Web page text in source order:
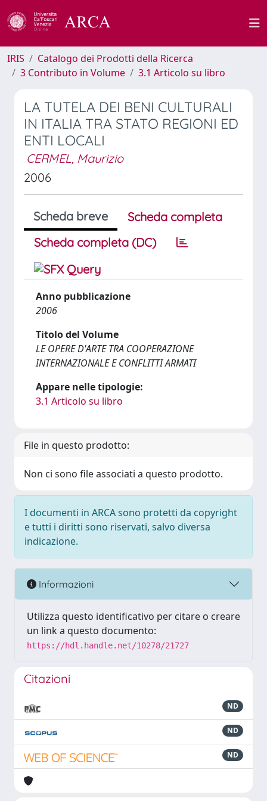
IRIS
Catalogo dei Prodotti della Ricerca
3 Contributo in Volume
3.1 Articolo su libro
LA TUTELA DEI BENI CULTURALI
IN ITALIA TRA STATO REGIONI ED
ENTI LOCALI
CERMEL, Maurizio
2006
Scheda breve
Scheda completa
Scheda completa (DC)
Anno pubblicazione
2006
Titolo del Volume
LE OPERE D'ARTE TRA COOPERAZIONE
INTERNAZIONALE E CONFLITTI ARMATI
Appare nelle tipologie:
3.1 Articolo su libro
File in questo prodotto:
Non ci sono file associati a questo prodotto.
I documenti in ARCA sono protetti da copyright
e tutti i diritti sono riservati, salvo diversa
indicazione.
Informazioni
Utilizza questo identificativo per citare o creare
un link a questo documento:
https://hdl.handle.net/10278/21727
Citazioni
ND
ND
ND